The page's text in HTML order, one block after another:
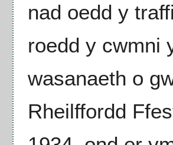
nad oedd y
roedd y cwmni
wasanaeth o
Rheilffordd